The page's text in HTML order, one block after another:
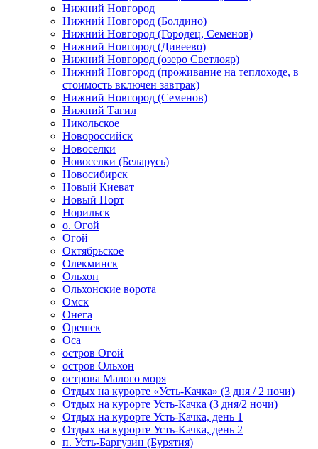
Нижний Новгород
Нижний Новгород (Болдино)
Нижний Новгород (Городец, Семенов)
Нижний Новгород (Дивеево)
Нижний Новгород (озеро Светлояр)
Нижний Новгород (проживание на теплоходе, в
стоимость включен завтрак)
Нижний Новгород (Семенов)
Нижний Тагил
Никольское
Новороссийск
Новоселки
Новоселки (Беларусь)
Новосибирск
Новый Киеват
Новый Порт
Норильск
о. Огой
Огой
Октябрьское
Олекминск
Ольхон
Ольхонские ворота
Омск
Онега
Орешек
Оса
остров Огой
остров Ольхон
острова Малого моря
Отдых на курорте «Усть-Качка» (3 дня / 2 ночи)
Отдых на курорте Усть-Качка (3 дня/2 ночи)
Отдых на курорте Усть-Качка, день 1
Отдых на курорте Усть-Качка, день 2
п. Усть-Баргузин (Бурятия)